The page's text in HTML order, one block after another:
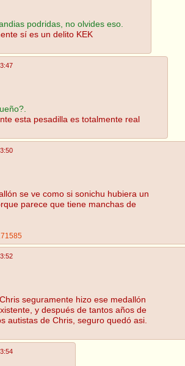
podridas, no olvides eso.
sí es un delito KEK
esta pesadilla es totalmente real
se ve como si sonichu hubiera un
parece que tiene manchas de
seguramente hizo ese medallón
y después de tantos años de
autistas de Chris, seguro quedó asi.